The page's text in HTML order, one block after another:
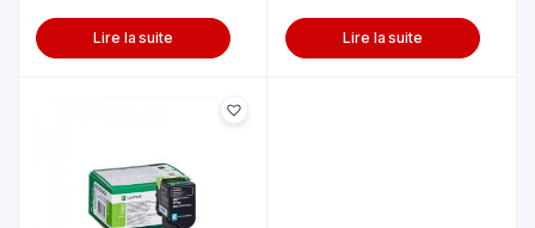
Lire la suite Lire la suite